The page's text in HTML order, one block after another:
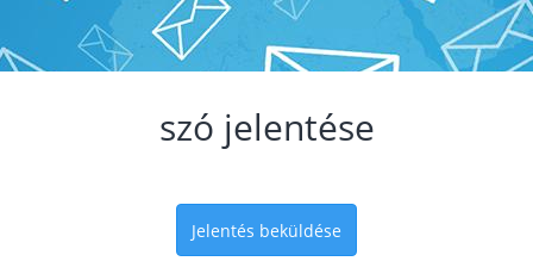
szó jelentése
Jelentés beküldése